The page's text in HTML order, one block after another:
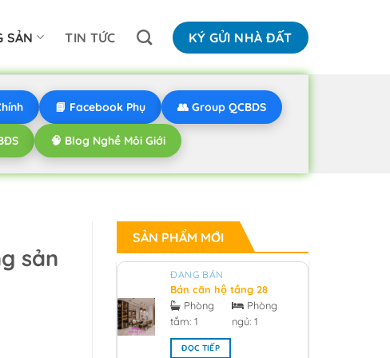
SẢN TIN TỨC KÝ GỬI NHÀ ĐẤT
📘 Facebook Phụ 👥 Group QCBDS
🧠 Blog Nghề Môi Giới
SẢN PHẨM MỚI
ĐANG BÁN
Bán căn hộ tầng 28
hướng bắc V1 sunrise
city South Tower
0918955959 - 2026
Phòng
tắm:1
Phòng
ngủ: 1
ĐỌC TIẾP
sản